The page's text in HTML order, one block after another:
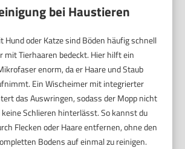
bei Haustieren
Hund oder Katze sind Böden häufig schnell
mit Tierhaaren bedeckt. Hier hilft ein
enorm, da er Haare und Staub
Ein Wischeimer mit integrierter
das Auswringen, sodass der Mopp nicht
Schlieren hinterlässt. So kannst du
Flecken oder Haare entfernen, ohne den
Bodens auf einmal zu reinigen.